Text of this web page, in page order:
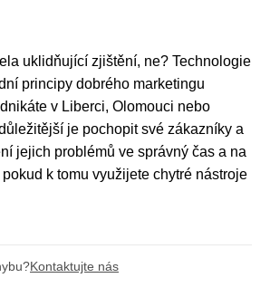
uklidňující zjištění, ne? Technologie
principy dobrého marketingu
v Liberci, Olomouci nebo
je pochopit své zákazníky a
jejich problémů ve správný čas a na
k tomu využijete chytré nástroje
Kontaktujte nás